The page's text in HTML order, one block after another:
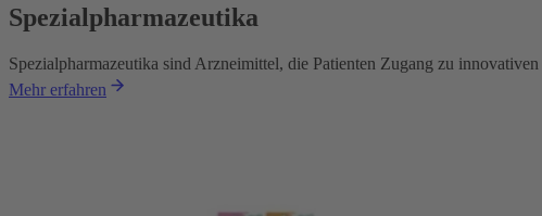
Spezialpharmazeutika
Spezialpharmazeutika sind Arzneimittel, die Patienten Zugang zu
Mehr erfahren